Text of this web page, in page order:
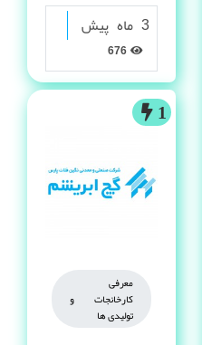
3 ماه پیش
1
معرفی
کارخانجات و
تولیدی ها